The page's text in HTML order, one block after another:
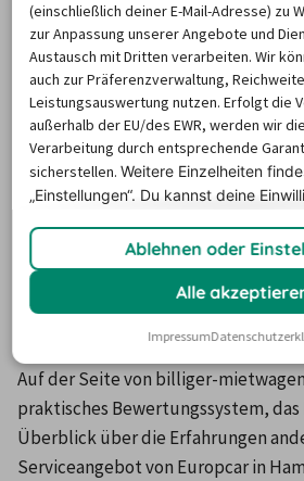
Finden Sie bei billiger-
praktischen Suchfunktion den ideal
passenden Mietwagen von Europcar
unabhängigen Vergleich von ca. 150
Marktführer der Mietwagen-
ungeahnte Möglichkeiten für eine
komfortable Suche nach dem
Verfeinern Sie mit den Optionen in
Suchanfrage und wählen Sie das
von Europcar in Hamm aus der
erhalten eine genaue Aufstellung
kommenden Offerten mit Preisen
Auf der Seite von billiger-
praktisches Bewertungssystem, das
Überblick über die Erfahrungen
Serviceangebot von Europcar in
(einschließlich deiner E-Mail-Adresse) zu
zur Anpassung unserer Angebote und
Austausch mit Dritten verarbeiten. Wir
auch zur Präferenzverwaltung,
Leistungsauswertung nutzen. Erfolgt die
außerhalb der EU/des EWR, werden wir
Verarbeitung durch entsprechende
sicherstellen.Weitere Einzelheiten
„Einstellungen“. Du kannst deine
Ablehnen oder
Alle
Impressum